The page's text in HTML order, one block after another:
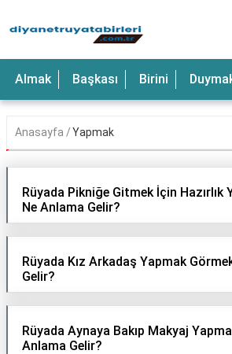
Araba
Baba
Beyaz
Çocuk
Düğün
Eski
Almak Başkası Birini
Anasayfa Yapmak
Rüyada Pikniğe Gitmek İçin Hazırlık
Ne Anlama Gelir?
Rüyada Kız Arkadaş Yapmak
Gelir?
Rüyada Aynaya Bakıp Makyaj
Anlama Gelir?